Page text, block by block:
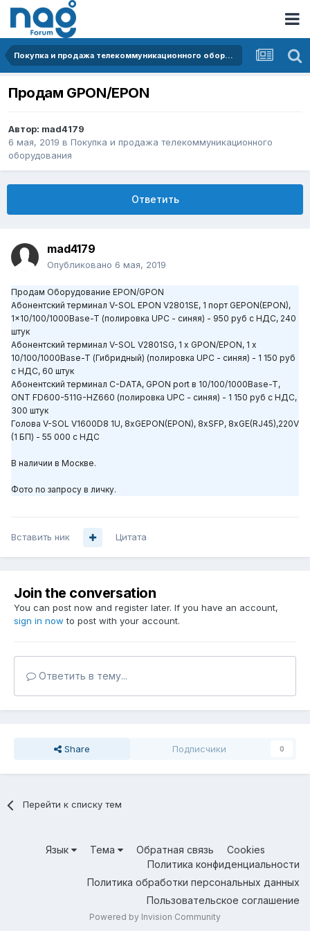
Покупка и продажа телекоммуникационного оборудования
Продам GPON/EPON
Автор: mad4179
6 мая, 2019 в Покупка и продажа телекоммуникационного
оборудования
Ответить
mad4179
Опубликовано 6 мая, 2019
Продам Оборудование EPON/GPON
Абонентский терминал V-SOL EPON V2801SE, 1 порт GEPON(EPON),
1x10/100/1000Base-T (полировка UPC - синяя) - 950 руб с НДС, 240
штук
Абонентский терминал V-SOL V2801SG, 1 x GPON/EPON, 1 x
10/100/1000Base-T (Гибридный) (полировка UPC - синяя) - 1 150 руб
с НДС, 60 штук
Абонентский терминал C-DATA, GPON port в 10/100/1000Base-T,
ONT FD600-511G-HZ660 (полировка UPC - синяя) - 1 150 руб с НДС,
300 штук
Голова V-SOL V1600D8 1U, 8хGEPON(EPON), 8хSFP, 8хGE(RJ45),220V
(1 БП) - 55 000 с НДС
В наличии в Москве.
Фото по запросу в личку.
Вставить ник Цитата
Join the conversation
You can post now and register later. If you have an account,
sign in now to post with your account.
Ответить в тему...
Share Подписчики 0
Перейти к списку тем
Язык Тема Обратная связь
Cookies
Политика конфиденциальности
Политика обработки персональных данных
Пользовательское соглашение
Powered by Invision Community